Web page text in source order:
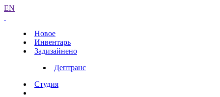
EN
Новое
Инвентарь
Задизайнено
Дептранс
Студия